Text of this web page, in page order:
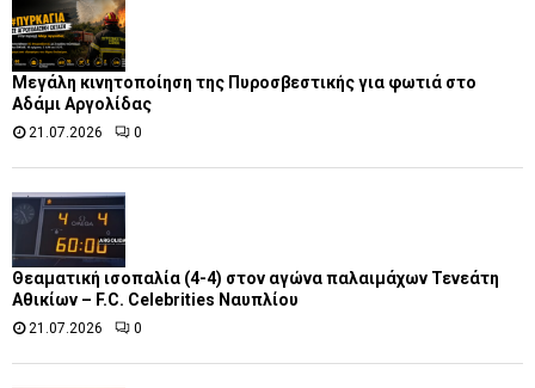
Μεγάλη κινητοποίηση της Πυροσβεστικής για φωτιά στο
Αδάμι Αργολίδας
21.07.2026 0
Θεαματική ισοπαλία (4-4) στον αγώνα παλαιμάχων Τενεάτη
Αθικίων – F.C. Celebrities Ναυπλίου
21.07.2026 0